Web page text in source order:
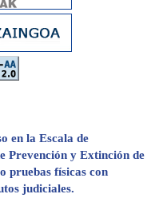
en la Escala de
Prevención y Extinción de
pruebas físicas con
judiciales.